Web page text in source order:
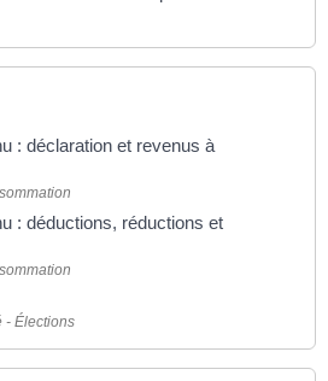
: déclaration et revenus à
: déductions, réductions et
- Élections